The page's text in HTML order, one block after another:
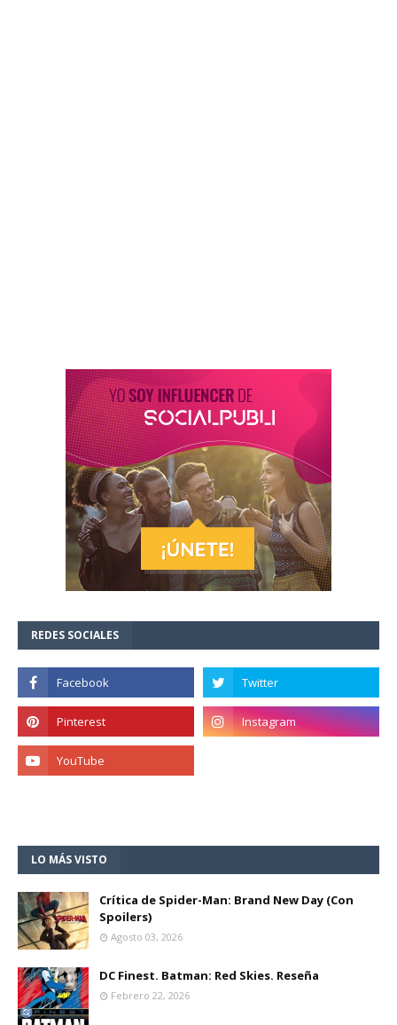
REDES SOCIALES
LO MÁS VISTO
Crítica de Spider-Man: Brand New Day (Con
Spoilers)
Agosto 03, 2026
DC Finest. Batman: Red Skies. Reseña
Febrero 22, 2026